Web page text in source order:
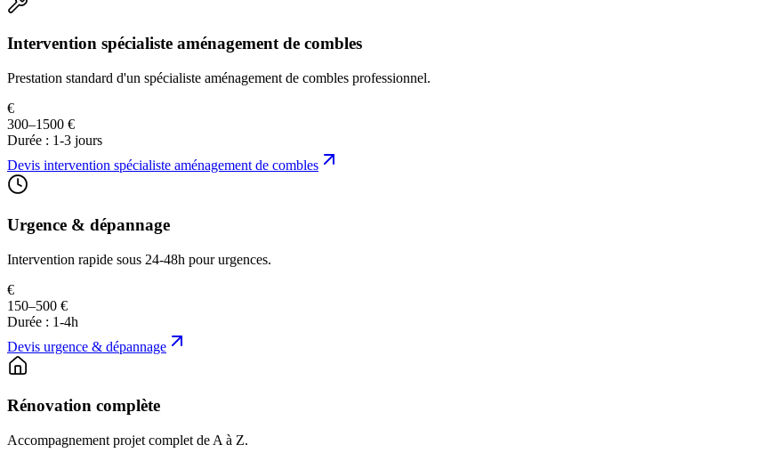
Intervention spécialiste aménagement de combles
Prestation standard d'un spécialiste aménagement de combles professionnel.
€
300–1500 €
Durée : 1-3 jours
Devis intervention spécialiste aménagement de combles
Urgence & dépannage
Intervention rapide sous 24-48h pour urgences.
€
150–500 €
Durée : 1-4h
Devis urgence & dépannage
Rénovation complète
Accompagnement projet complet de A à Z.